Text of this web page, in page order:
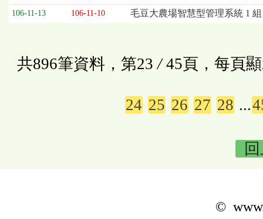
106-11-13 106-11-10 毛豆大農場智慧型管理系統 1 組
共896筆資料，第23 /45頁，每頁
24 25 26 27 28 ...
©